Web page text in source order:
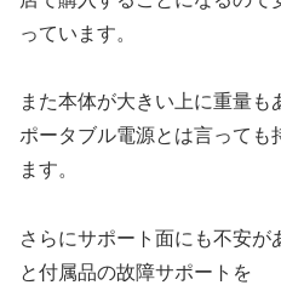
っています。
また本体が大きい上に重量も
ポータブル電源とは言っても
ます。
さらにサポート面にも不安が
と付属品の故障サポートを